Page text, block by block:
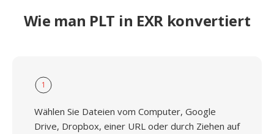
Wie man PLT in EXR konvertiert
1
Wählen Sie Dateien vom Computer, Google
Drive, Dropbox, einer URL oder durch Ziehen auf